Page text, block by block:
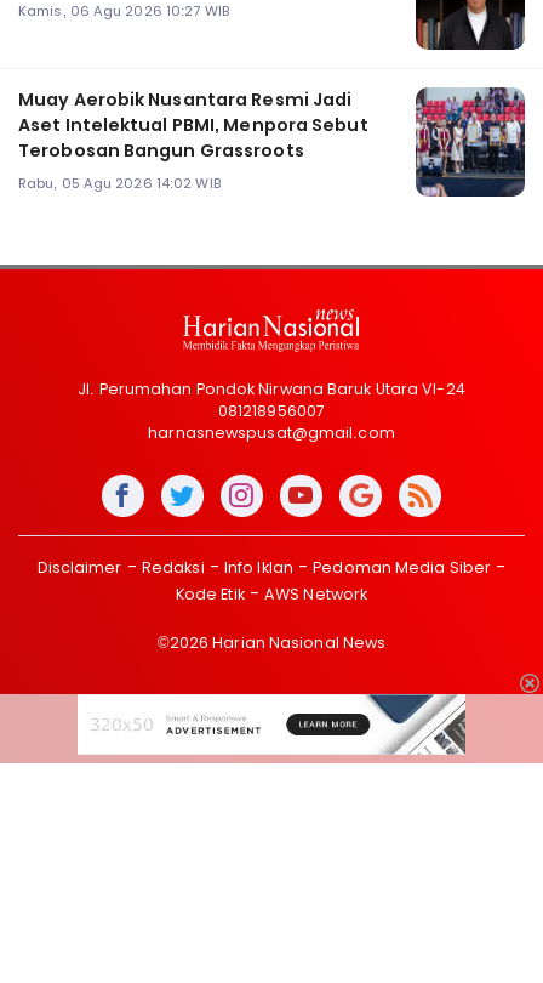
Kamis, 06 Agu 2026 10:27 WIB
Muay Aerobik Nusantara Resmi Jadi
Aset Intelektual PBMI, Menpora Sebut
Terobosan Bangun Grassroots
Rabu, 05 Agu 2026 14:02 WIB
Jl. Perumahan Pondok Nirwana Baruk Utara VI-24
081218956007
harnasnewspusat@gmail.com
Disclaimer Redaksi Info Iklan
Pedoman Media Siber
Kode Etik
AWS Network
©2026 Harian Nasional News